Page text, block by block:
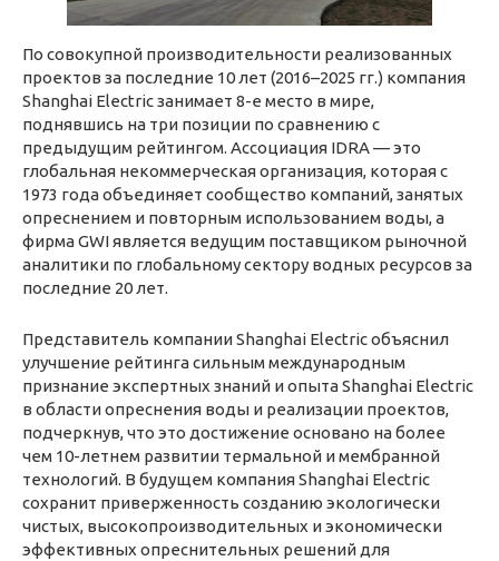
По совокупной производительности реализованных
проектов за последние 10 лет (2016–2025 гг.) компания
Shanghai Electric занимает 8-е место в мире,
поднявшись на три позиции по сравнению с
предыдущим рейтингом. Ассоциация IDRA — это
глобальная некоммерческая организация, которая с
1973 года объединяет сообщество компаний, занятых
опреснением и повторным использованием воды, а
фирма GWI является ведущим поставщиком рыночной
аналитики по глобальному сектору водных ресурсов за
последние 20 лет.
Представитель компании Shanghai Electric объяснил
улучшение рейтинга сильным международным
признание экспертных знаний и опыта Shanghai Electric
в области опреснения воды и реализации проектов,
подчеркнув, что это достижение основано на более
чем 10-летнем развитии термальной и мембранной
технологий. В будущем компания Shanghai Electric
сохранит приверженность созданию экологически
чистых, высокопроизводительных и экономически
эффективных опреснительных решений для